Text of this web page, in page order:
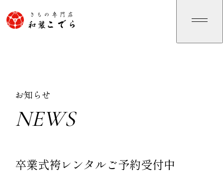
お知らせ
NEWS
NEWS
卒業式袴レンタルご予約受付中